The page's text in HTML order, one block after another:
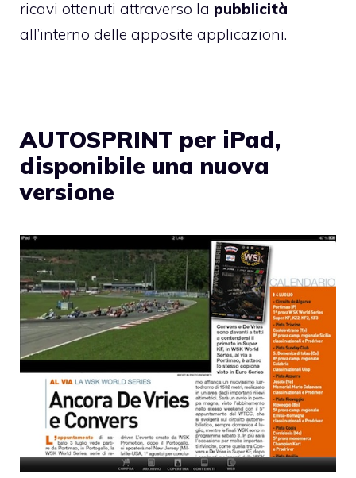
ricavi ottenuti attraverso la pubblicità
all’interno delle apposite applicazioni.
AUTOSPRINT per iPad,
disponibile una nuova
versione